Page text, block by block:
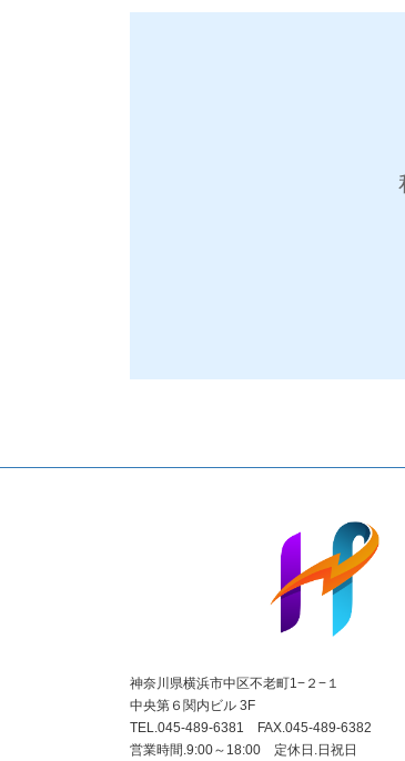
神奈川県横浜市中区不老町1−２−１
中央第６関内ビル 3F
TEL.045-489-6381 FAX.045-489-6382
営業時間.9:00～18:00 定休日.日祝日